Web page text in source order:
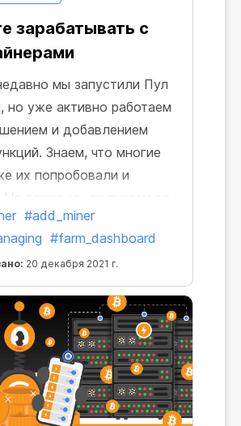
зарабатывать с
мы запустили Пул
но уже активно работаем
и добавлением
Знаем, что многие
их попробовали и
Но также мы получаем от
вопросов. Так давайте
подробнее, что такое
и как с ним работать.
#add_miner
#farm_dashboard
20 декабря 2021 г.